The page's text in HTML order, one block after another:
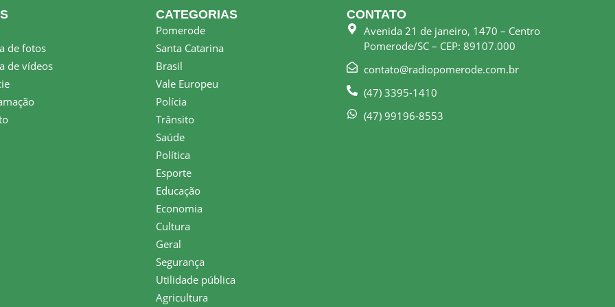
de fotos
de vídeos
CATEGORIAS
Pomerode
Santa Catarina
Brasil
Vale Europeu
Polícia
Trânsito
Saúde
Política
Esporte
Educação
Economia
Cultura
Geral
Segurança
Utilidade pública
Agricultura
CONTATO
Avenida 21 de janeiro, 1470 – Centro
Pomerode/SC – CEP: 89107.000
contato@radiopomerode.com.br
(47) 3395-1410
(47) 99196-8553